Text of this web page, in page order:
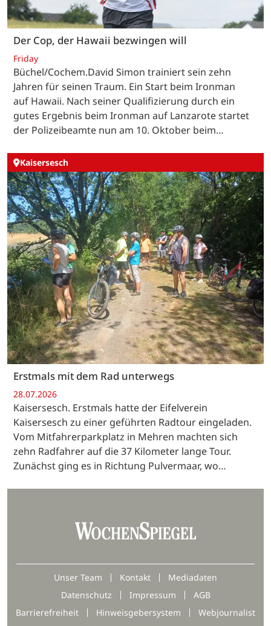
Der Cop, der Hawaii bezwingen will
Friday
Büchel/Cochem.David Simon trainiert sein zehn
Jahren für seinen Traum. Ein Start beim Ironman
auf Hawaii. Nach seiner Qualifizierung durch ein
gutes Ergebnis beim Ironman auf Lanzarote startet
der Polizeibeamte nun am 10. Oktober beim…
Kaisersesch
Erstmals mit dem Rad unterwegs
28.07.2026
Kaisersesch. Erstmals hatte der Eifelverein
Kaisersesch zu einer geführten Radtour eingeladen.
Vom Mitfahrerparkplatz in Mehren machten sich
zehn Radfahrer auf die 37 Kilometer lange Tour.
Zunächst ging es in Richtung Pulvermaar, wo…
Unser Team Kontakt
Mediadaten
Datenschutz
Impressum
AGB
Barrierefreiheit
Hinweisgebersystem Webjournalist